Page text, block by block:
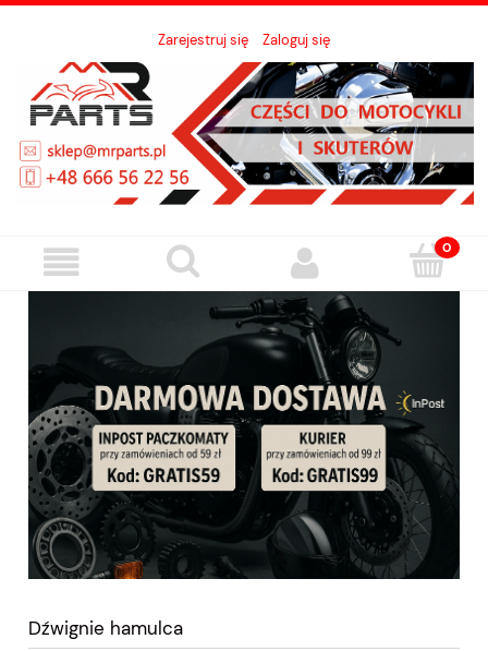
Zarejestruj się Zaloguj się
Dźwignie hamulca